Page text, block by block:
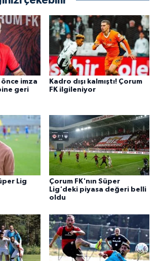
önce imza
geri
Kadro dışı kalmıştı! Çorum
FK ilgileniyor
Lig
Çorum FK'nın Süper
Lig'deki piyasa değeri belli
oldu